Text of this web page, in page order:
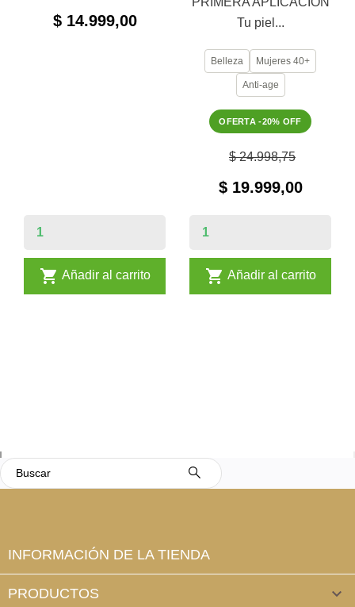
$ 14.999,00
 Añadir al carrito
Tu piel...
Belleza Mujeres 40+
Anti-age
OFERTA -20% OFF
$ 24.998,75
$ 19.999,00
 Añadir al carrito
INFORMACIÓN DE LA TIENDA
PRODUCTOS 